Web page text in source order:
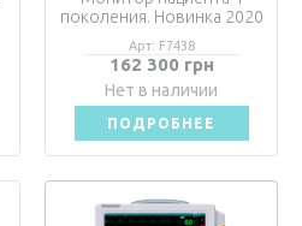
поколения. Новинка 2020
Арт: F7438
162 300 грн
Нет в наличии
ПОДРОБНЕЕ